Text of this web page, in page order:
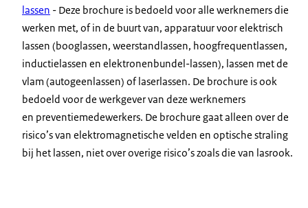
lassen - Deze brochure is bedoeld voor alle werknemers die
werken met, of in de buurt van, apparatuur voor elektrisch
lassen (booglassen, weerstandlassen, hoogfrequentlassen,
inductielassen en elektronenbundel-lassen), lassen met de
vlam (autogeenlassen) of laserlassen. De brochure is ook
bedoeld voor de werkgever van deze werknemers
en preventiemedewerkers. De brochure gaat alleen over de
risico’s van elektromagnetische velden en optische straling
bij het lassen, niet over overige risico’s zoals die van lasrook.